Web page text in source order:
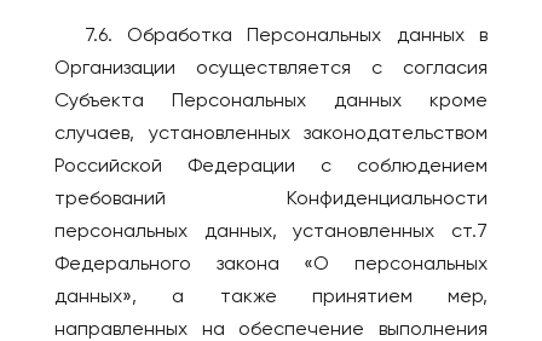
7.6. Обработка Персональных данных в
Организации осуществляется с согласия
Субъекта Персональных данных кроме
случаев, установленных законодательством
Российской Федерации с соблюдением
требований Конфиденциальности
персональных данных, установленных ст.7
Федерального закона «О персональных
данных», а также принятием мер,
направленных на обеспечение выполнения